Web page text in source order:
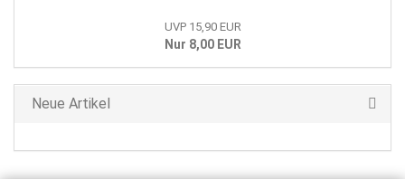
UVP 15,90 EUR
Nur 8,00 EUR
Neue Artikel